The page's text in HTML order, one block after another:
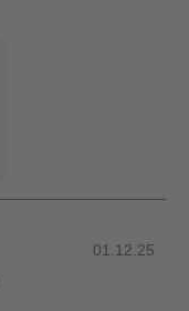
01.12.25